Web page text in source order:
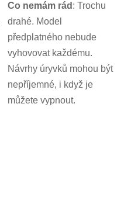
Co nemám rád : Trochu
drahé. Model
předplatného nebude
vyhovovat každému.
Návrhy úryvků mohou být
nepříjemné, i když je
můžete vypnout.